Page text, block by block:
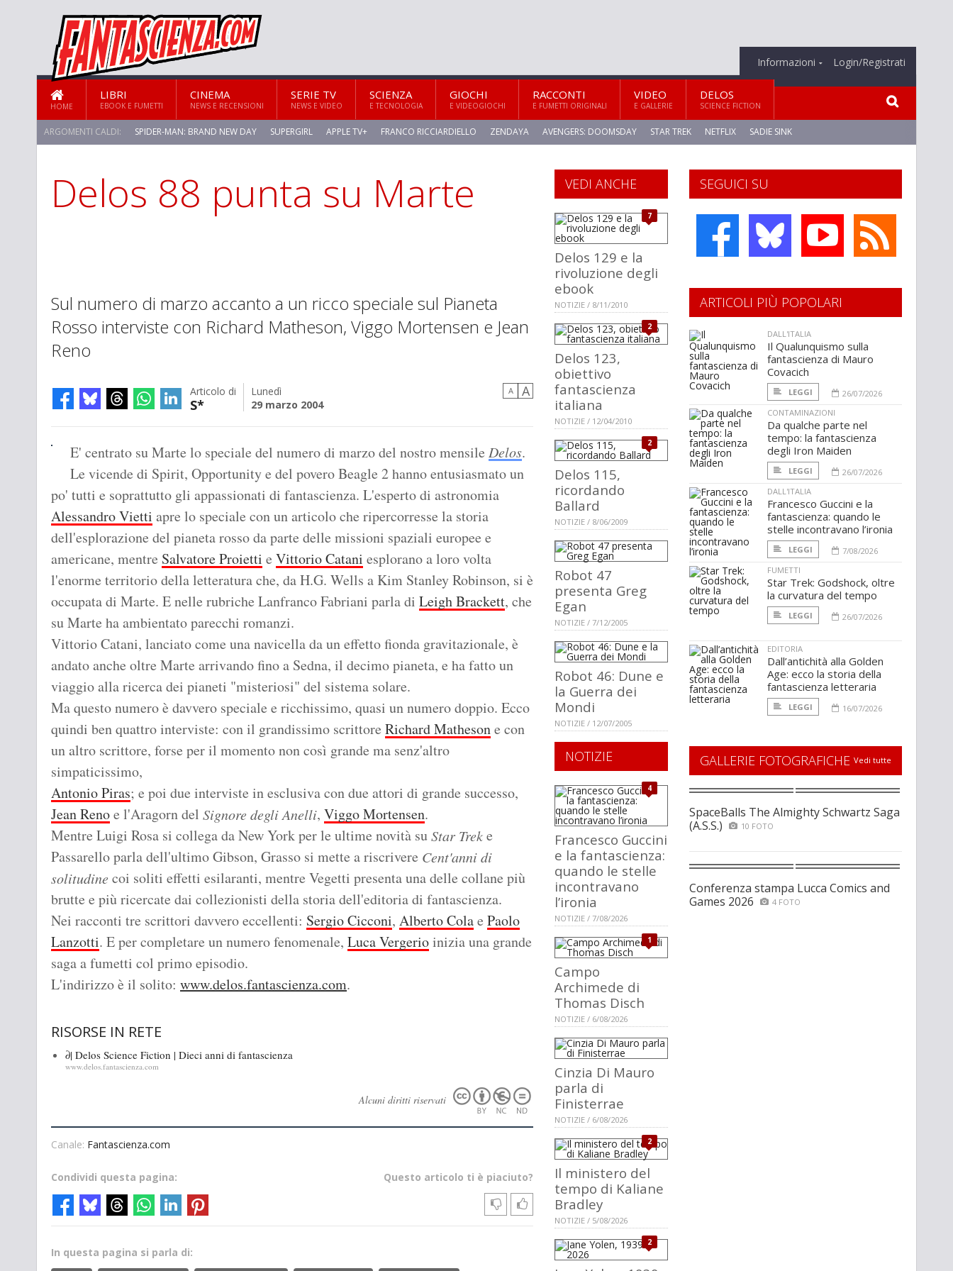
Informazioni Login/Registrati
HOME
LIBRI
EBOOK E FUMETTI
CINEMA
NEWS E RECENSIONI
SERIE TV
NEWS E VIDEO
SCIENZA
E TECNOLOGIA
GIOCHI
E VIDEOGIOCHI
RACCONTI
E FUMETTI ORIGINALI
VIDEO
E GALLERIE
DELOS
SCIENCE FICTION
ARGOMENTI CALDI: SPIDER-MAN: BRAND NEW DAY SUPERGIRL APPLE TV+ FRANCO RICCIARDIELLO ZENDAYA AVENGERS: DOOMSDAY STAR TREK NETFLIX SADIE SINK
STAR TREK: STRANGE NEW WORLDS
Delos 88 punta su Marte
Sul numero di marzo accanto a un ricco speciale sul Pianeta
Rosso interviste con Richard Matheson, Viggo Mortensen e Jean
Reno
Articolo di
S*
Lunedì
29 marzo 2004
A A
E' centrato su Marte lo speciale del numero di marzo del nostro mensile Delos.
Le vicende di Spirit, Opportunity e del povero Beagle 2 hanno entusiasmato un
po' tutti e soprattutto gli appassionati di fantascienza. L'esperto di astronomia
Alessandro Vietti apre lo speciale con un articolo che ripercorresse la storia
dell'esplorazione del pianeta rosso da parte delle missioni spaziali europee e
americane, mentre Salvatore Proietti e Vittorio Catani esplorano a loro volta
l'enorme territorio della letteratura che, da H.G. Wells a Kim Stanley Robinson, si è
occupata di Marte. E nelle rubriche Lanfranco Fabriani parla di Leigh Brackett, che
su Marte ha ambientato parecchi romanzi.
Vittorio Catani, lanciato come una navicella da un effetto fionda gravitazionale, è
andato anche oltre Marte arrivando fino a Sedna, il decimo pianeta, e ha fatto un
viaggio alla ricerca dei pianeti "misteriosi" del sistema solare.
Ma questo numero è davvero speciale e ricchissimo, quasi un numero doppio. Ecco
quindi ben quattro interviste: con il grandissimo scrittore Richard Mathesone con
un altro scrittore, forse per il momento non così grande ma senz'altro
simpaticissimo,
Antonio Piras; e poi due interviste in esclusiva con due attori di grande successo,
Jean Renoe l'Aragorn del Signore degli Anelli, Viggo Mortensen.
Mentre Luigi Rosa si collega da New York per le ultime novità suStar Treke
Passarello parla dell'ultimo Gibson, Grasso si mette a riscrivere Cent'anni di
solitudine coi soliti effetti esilaranti, mentre Vegetti presenta una delle collane più
brutte e più ricercate dai collezionisti della storia dell'editoria di fantascienza.
Nei racconti tre scrittori davvero eccellenti: Sergio Cicconi, Alberto Colae Paolo
Lanzotti. E per completare un numero fenomenale, Luca Vergerioinizia una grande
saga a fumetti col primo episodio.
L'indirizzo è il solito: www.delos.fantascienza.com.
RISORSE IN RETE
∂| Delos Science Fiction | Dieci anni di fantascienza
www.delos.fantascienza.com
Alcuni diritti riservati
Canale: Fantascienza.com
Questo articolo ti è piaciuto?
Condividi questa pagina:
In questa pagina si parla di:
SEGUICI SU
VEDI ANCHE
7
Delos 129 e la
rivoluzione degli
ebook
NOTIZIE / 8/11/2010
2
Delos 123,
obiettivo
fantascienza
italiana
NOTIZIE / 12/04/2010
2
Delos 115,
ricordando
Ballard
NOTIZIE / 8/06/2009
Robot 47
presenta Greg
Egan
NOTIZIE / 7/12/2005
Robot 46: Dune e
la Guerra dei
Mondi
NOTIZIE / 12/07/2005
NOTIZIE
4
Francesco Guccini
e la fantascienza:
quando le stelle
incontravano
l’ironia
NOTIZIE / 7/08/2026
1
Campo
Archimede di
Thomas Disch
NOTIZIE / 6/08/2026
Cinzia Di Mauro
parla di
Finisterrae
NOTIZIE / 6/08/2026
2
Il ministero del
tempo di Kaliane
Bradley
NOTIZIE / 5/08/2026
2
ARTICOLI PIÙ POPOLARI
DALL'ITALIA
Il Qualunquismo sulla
fantascienza di Mauro
Covacich
LEGGI
26/07/2026
CONTAMINAZIONI
Da qualche parte nel
tempo: la fantascienza
degli Iron Maiden
LEGGI
26/07/2026
DALL'ITALIA
Francesco Guccini e la
fantascienza: quando le
stelle incontravano l’ironia
LEGGI
7/08/2026
FUMETTI
Star Trek: Godshock, oltre
la curvatura del tempo
LEGGI 26/07/2026
EDITORIA
Dall’antichità alla Golden
Age: ecco la storia della
fantascienza letteraria
LEGGI 16/07/2026
GALLERIE FOTOGRAFICHE Vedi tutte
SpaceBalls The Almighty Schwartz Saga
(A.S.S.)
10 FOTO
Conferenza stampa Lucca Comics and
Games 2026
4 FOTO